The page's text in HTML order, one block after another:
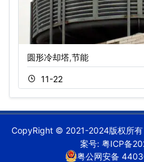
圆形冷却塔,节能
11-22
CopyRight © 2021-2024版权所有
案号: 粤ICP备
粤公网安备